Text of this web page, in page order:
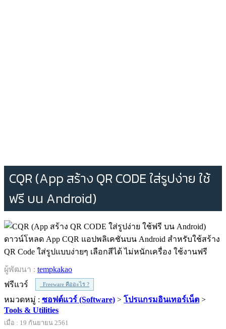
CQR (App สร้าง QR CODE ใส่รูปง่าย ใช้
ฟรี บน Android)
ดาวน์โหลด App CQR แอปพลิเคชันบน Android สำหรับใช้สร้าง
QR Code ใส่รูปแบบง่ายๆ เลือกสีได้ ไม่หนักเครื่อง ใช้งานฟรี
ผู้พัฒนา : tempkakao
ฟรีแวร์
Freeware คืออะไร ?
หมวดหมู่ : ซอฟต์แวร์ (Software) > โปรแกรมอินเทอร์เน็ต >
Tools & Utilities
เมื่อ : 19 กันยายน 2561